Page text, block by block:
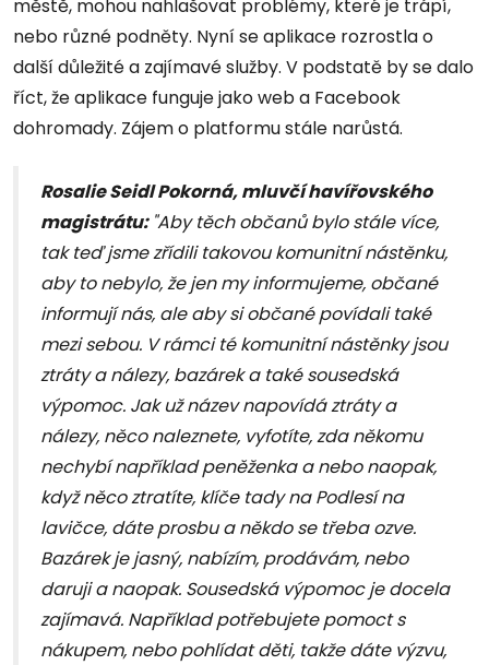
městě, mohou nahlašovat problémy, které je trápí,
nebo různé podněty. Nyní se aplikace rozrostla o
další důležité a zajímavé služby. V podstatě by se dalo
říct, že aplikace funguje jako web a Facebook
dohromady. Zájem o platformu stále narůstá.
Rosalie Seidl Pokorná, mluvčí havířovského
magistrátu: "Aby těch občanů bylo stále více,
tak teď jsme zřídili takovou komunitní nástěnku,
aby to nebylo, že jen my informujeme, občané
informují nás, ale aby si občané povídali také
mezi sebou. V rámci té komunitní nástěnky jsou
ztráty a nálezy, bazárek a také sousedská
výpomoc. Jak už název napovídá ztráty a
nálezy, něco naleznete, vyfotíte, zda někomu
nechybí například peněženka a nebo naopak,
když něco ztratíte, klíče tady na Podlesí na
lavičce, dáte prosbu a někdo se třeba ozve.
Bazárek je jasný, nabízím, prodávám, nebo
daruji a naopak. Sousedská výpomoc je docela
zajímavá. Například potřebujete pomoct s
nákupem, nebo pohlídat děti, takže dáte výzvu,